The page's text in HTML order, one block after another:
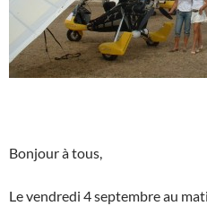
Bonjour à tous,
Le vendredi 4 septembre au